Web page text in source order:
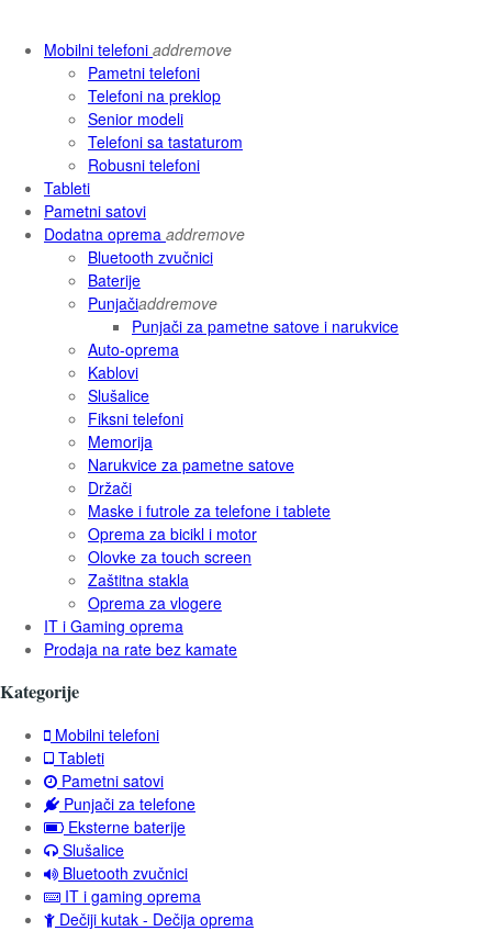
Mobilni telefoni addremove
Pametni telefoni
Telefoni na preklop
Senior modeli
Telefoni sa tastaturom
Robusni telefoni
Tableti
Pametni satovi
Dodatna oprema addremove
Bluetooth zvučnici
Baterije
Punjačiaddremove
Punjači za pametne satove i narukvice
Auto-oprema
Kablovi
Slušalice
Fiksni telefoni
Memorija
Narukvice za pametne satove
Držači
Maske i futrole za telefone i tablete
Oprema za bicikl i motor
Olovke za touch screen
Zaštitna stakla
Oprema za vlogere
IT i Gaming oprema
Prodaja na rate bez kamate
Kategorije
Mobilni telefoni
Tableti
Pametni satovi
Punjači za telefone
Eksterne baterije
Slušalice
Bluetooth zvučnici
IT i gaming oprema
Dečiji kutak - Dečija oprema